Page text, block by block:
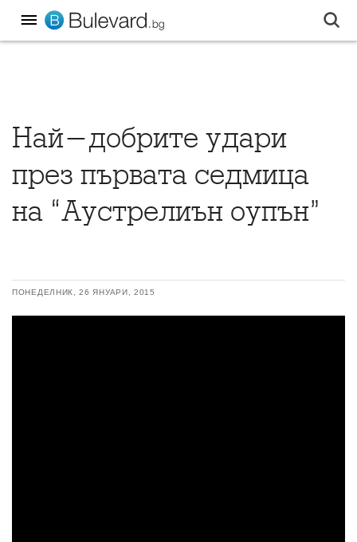
Най-добрите удари
през първата седмица
на “Аустрелиън оупън”
ПОНЕДЕЛНИК, 26 ЯНУАРИ, 2015